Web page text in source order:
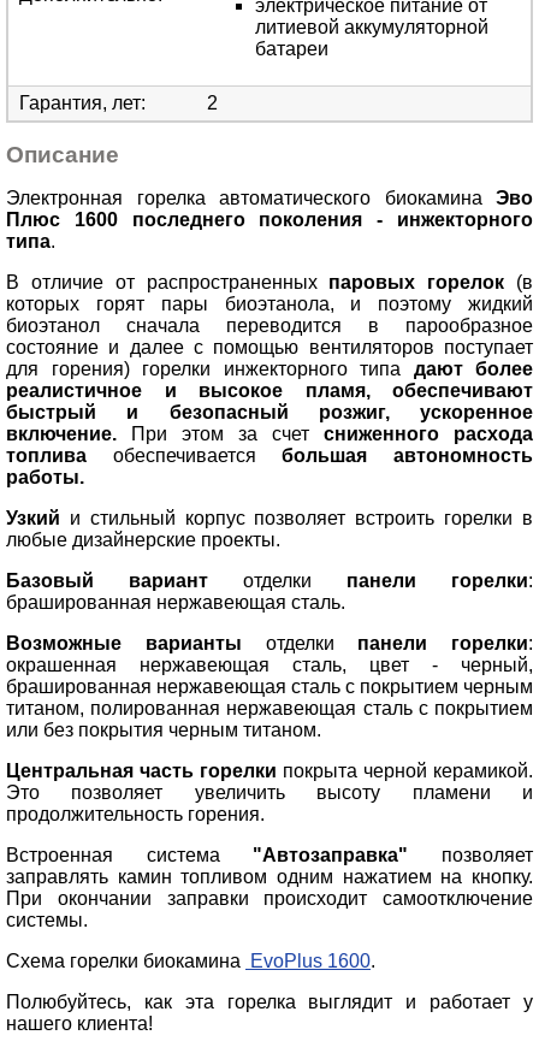
электрическое питание от
литиевой аккумуляторной
батареи
Гарантия, лет: 2
Описание
Электронная горелка автоматического биокамина Эво
Плюс 1600
последнего поколения - инжекторного
типа.
В отличие от распространенных паровых горелок (в
которых горят пары биоэтанола, и поэтому жидкий
биоэтанол сначала переводится в парообразное
состояние и далее с помощью вентиляторов поступает
для горения) горелки инжекторного типа дают более
реалистичное и высокое пламя, обеспечивают
быстрый и безопасный розжиг, ускоренное
включение.
При этом за счет сниженного расхода
топлива обеспечивается большая автономность
работы.
Узкий и стильный корпус позволяет встроить горелки в
любые дизайнерские проекты.
Базовый
вариант отделки панели горелки:
брашированная нержавеющая сталь.
Возможные варианты отделки панели горелки:
окрашенная нержавеющая сталь, цвет - черный,
брашированная нержавеющая сталь с покрытием черным
титаном, полированная нержавеющая сталь с покрытием
или без покрытия черным титаном.
Центральная часть горелки покрыта черной керамикой.
Это позволяет увеличить высоту пламени и
продолжительность горения.
Встроенная система "Автозаправка" позволяет
заправлять камин топливом одним нажатием на кнопку.
При окончании заправки происходит самоотключение
системы.
Схема горелки биокамина
EvoPlus 1600.
Полюбуйтесь, как эта горелка выглядит и работает у
нашего клиента!